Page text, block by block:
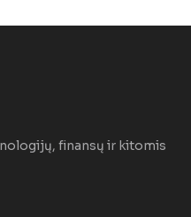
finansų ir kitomis